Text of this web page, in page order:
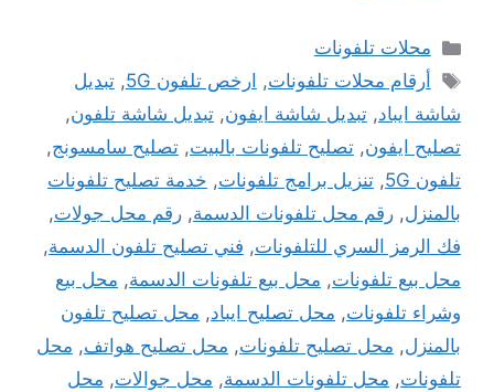
التصنيفات
محلات تلفونات
الوسوم
أرقام محلات تلفونات, ارخص تلفون 5G ,تبديل
شاشة ايباد, تبديل شاشة ايفون, تبديل شاشة تلفون,
تصليح ايفون, تصليح تلفونات بالبيت, تصليح سامسونج,
تلفون 5G
, تنزيل برامج تلفونات, خدمة تصليح تلفونات
بالمنزل, رقم محل تلفونات الدسمة, رقم محل جولات,
فك الرمز السري للتلفونات, فني تصليح تلفون الدسمة,
محل بيع تلفونات, محل بيع تلفونات الدسمة, محل بيع
وشراء تلفونات, محل تصليح ايباد, محل تصليح تلفون
بالمنزل, محل تصليح تلفونات, محل تصليح هواتف, محل
تلفونات, محل تلفونات الدسمة, محل جوالات, محل